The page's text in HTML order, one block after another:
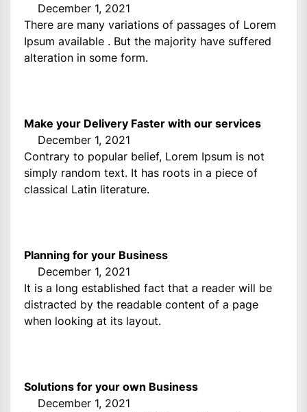
December 1, 2021
There are many variations of passages of Lorem
Ipsum available . But the majority have suffered
alteration in some form.
Make your Delivery Faster with our services
December 1, 2021
Contrary to popular belief, Lorem Ipsum is not
simply random text. It has roots in a piece of
classical Latin literature.
Planning for your Business
December 1, 2021
It is a long established fact that a reader will be
distracted by the readable content of a page
when looking at its layout.
Solutions for your own Business
December 1, 2021